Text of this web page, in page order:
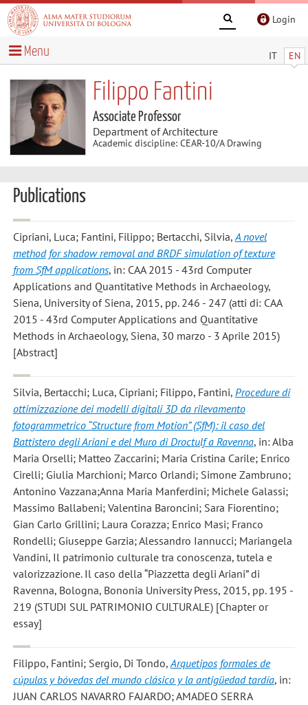
Login
IT EN
Menu
Filippo Fantini
Associate Professor
Department of Architecture
Academic discipline: CEAR-10/A Drawing
Publications
Cipriani, Luca; Fantini, Filippo; Bertacchi, Silvia, A novel
method for shadow removal and BRDF simulation of texture
from SfM applications, in: CAA 2015 - 43rd Computer
Applications and Quantitative Methods in Archaeology,
Siena, University of Siena, 2015, pp. 246 - 247 (atti di: CAA
2015 - 43rd Computer Applications and Quantitative
Methods in Archaeology, Siena, 30 marzo - 3 Aprile 2015)
[Abstract]
Silvia, Bertacchi; Luca, Cipriani; Filippo, Fantini, Procedure di
ottimizzazione dei modelli digitali 3D da rilevamento
fotogrammetrico “Structure from Motion” (SfM): il caso del
Battistero degli Ariani e del Muro di Droctulf a Ravenna, in: Alba
Maria Orselli; Matteo Zaccarini; Maria Cristina Carile; Enrico
Cirelli; Giulia Marchioni; Marco Orlandi; Simone Zambruno;
Antonino Vazzana;Anna Maria Manferdini; Michele Galassi;
Massimo Ballabeni; Valentina Baroncini; Sara Fiorentino;
Gian Carlo Grillini; Laura Corazza; Enrico Masi; Franco
Rondelli; Giuseppe Garzia; Alessandro Iannucci; Mariangela
Vandini, Il patrimonio culturale tra conoscenza, tutela e
valorizzazione. Il caso della “Piazzetta degli Ariani” di
Ravenna, Bologna, Bononia University Press, 2015, pp. 195 -
219 (STUDI SUL PATRIMONIO CULTURALE) [Chapter or
essay]
Filippo, Fantini; Sergio, Di Tondo,Arquetipos formales de
cúpulas y bóvedas del mundo clásico y la antigüedad tardía, in:
JUAN CARLOS NAVARRO FAJARDO; AMADEO SERRA